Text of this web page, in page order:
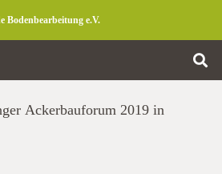
Bodenbearbeitung e.V.
Ackerbauforum 2019 in